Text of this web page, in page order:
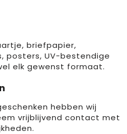
briefpapier,
posters, UV-bestendige
elk gewenst formaat.
hebben wij
vrijblijvend contact met